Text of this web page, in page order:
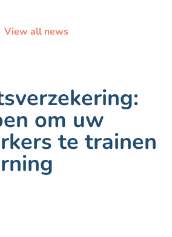
View all news
om uw
te trainen